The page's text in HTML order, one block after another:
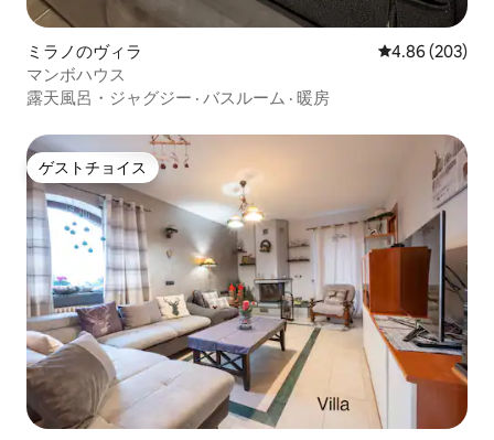
ミラノのヴィラ レビュー203
4.86 (203)
マンボハウス
露天風呂・ジャグジー · バスルーム · 暖房
ゲストチョイス
ゲストチョイス